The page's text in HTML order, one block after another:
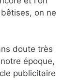
on ne
doute très
époque,
publicitaire